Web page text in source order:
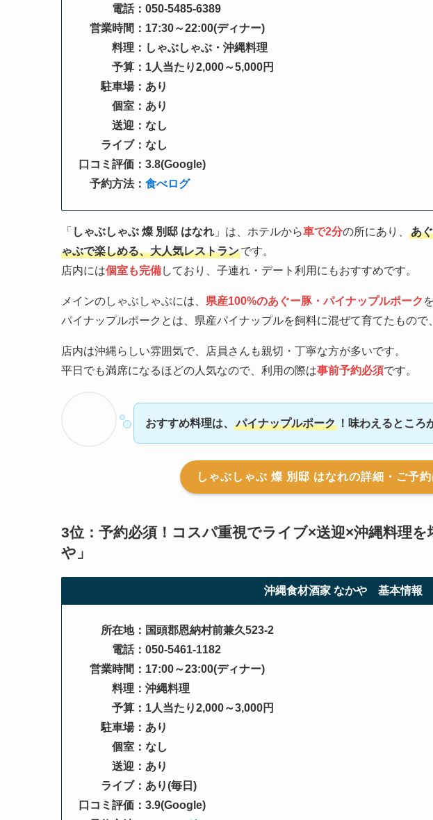
電話：050-5485-6389
営業時間：17:30～22:00(ディナー)
料理：しゃぶしゃぶ・沖縄料理
予算：1人当たり2,000～5,000円
駐車場：あり
個室：あり
送迎：なし
ライブ：なし
口コミ評価：3.8(Google)
予約方法： 食べログ
「 しゃぶしゃぶ 燦 別邸 はなれ 」は、ホテルから車で2分の所にあり、
あ
ゃぶで楽しめる、大人気レストランです。
店内には個室も完備しており、子連れ・デート利用にもおすすめです。
メインのしゃぶしゃぶには、 県産100%のあぐー豚・パイナップルポーク
パイナップルポークとは、県産パイナップルを飼料に混ぜて育てたもので
店内は沖縄らしい雰囲気で、店員さんも親切・丁寧な方が多いです。
平日でも満席になるほどの人気なので、利用の際は事前予約必須です。
おすすめ料理は、 パイナップルポーク ！味わえるところ
しゃぶしゃぶ 燦 別邸 はなれの詳細・ご予約
3位：予約必須！コスパ重視でライブ×送迎×沖縄料理
や」
沖縄食材酒家 なかや 基本情報
所在地：国頭郡恩納村前兼久523-2
電話：050-5461-1182
営業時間：17:00～23:00(ディナー)
料理：沖縄料理
予算：1人当たり2,000～3,000円
駐車場：あり
個室：なし
送迎：あり
ライブ：あり(毎日)
口コミ評価：3.9(Google)